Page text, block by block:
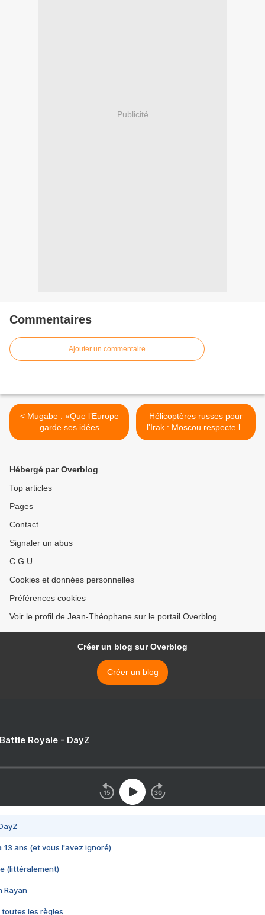
Publicité
Commentaires
Ajouter un commentaire
< Mugabe : «Que l’Europe
garde ses idées
homosexuelles»
Hélicoptères russes pour
l'Irak : Moscou respecte le
calendrier >
Hébergé par Overblog
Top articles
Pages
Contact
Signaler un abus
C.G.U.
Cookies et données personnelles
Préférences cookies
Voir le profil de Jean-Théophane sur le portail Overblog
Créer un blog sur Overblog
Créer un blog
Royale - DayZ
13 ans (et vous l'avez ignoré)
(littéralement)
Rayan
toutes les règles